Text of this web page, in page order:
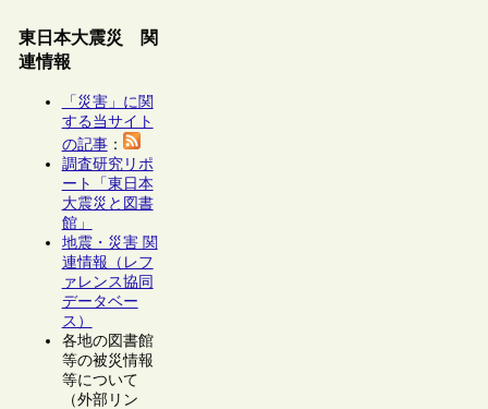
東日本大震災 関
連情報
「災害」に関
する当サイト
の記事：
調査研究リポ
ート「東日本
大震災と図書
館」
地震・災害 関
連情報（レフ
ァレンス協同
データベー
ス）
各地の図書館
等の被災情報
等について
（外部リン